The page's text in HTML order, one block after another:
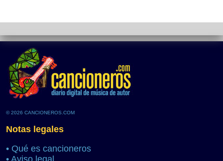
© 2026 CANCIONEROS.COM
Notas legales
• Qué es cancioneros
• Aviso legal